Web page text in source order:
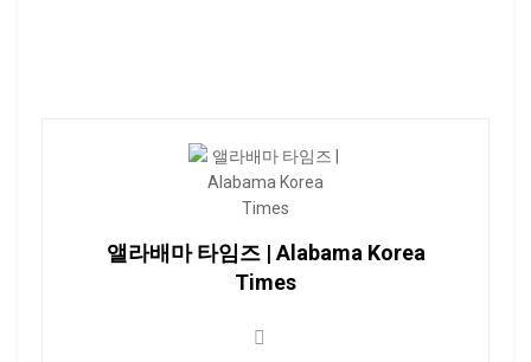
앨라배마 타임즈 | Alabama Korea
Times